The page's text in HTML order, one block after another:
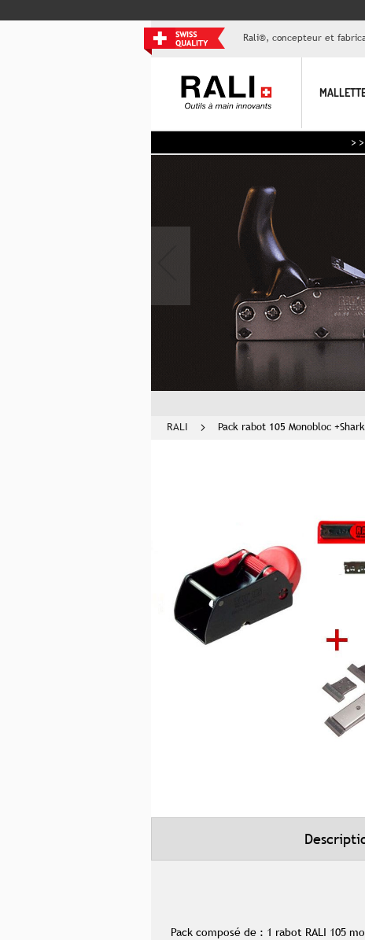
Rali®, concepteur et
>>
RALI Pack rabot 105 Monobloc +Shark
the
gallery
Pack composé de : 1 rabot RALI 105